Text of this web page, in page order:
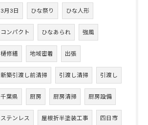
3月3日 ひな祭り ひな人形
コンパクト ひなあられ 強風
樋修繕 地域密着 出張
新築引渡し前清掃 引渡し清掃 引渡し
千葉県 厨房 厨房清掃 厨房設備
ステンレス 屋根折半塗装工事 四日市